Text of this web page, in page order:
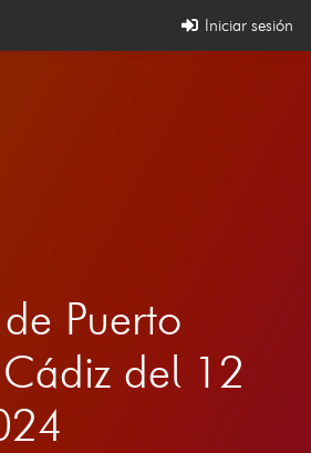
Iniciar sesión
Puerto
del 12